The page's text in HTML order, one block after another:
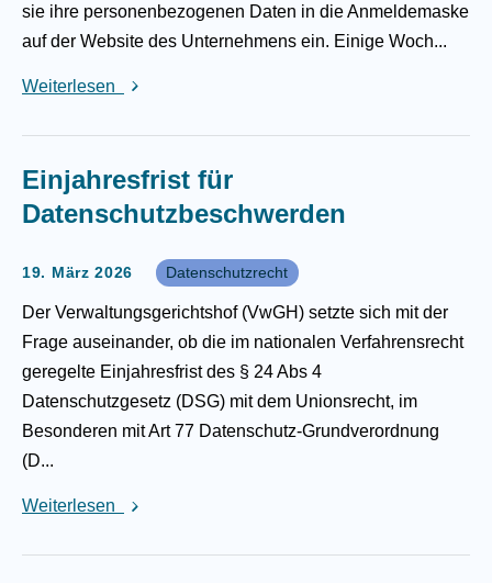
sie ihre personenbezogenen Daten in die Anmeldemaske
auf der Website des Unternehmens ein. Einige Woch...
Weiterlesen
Einjahresfrist für
Datenschutzbeschwerden
19. März 2026 Datenschutzrecht
Der Verwaltungsgerichtshof (VwGH) setzte sich mit der
Frage auseinander, ob die im nationalen Verfahrensrecht
geregelte Einjahresfrist des § 24 Abs 4
Datenschutzgesetz (DSG) mit dem Unionsrecht, im
Besonderen mit Art 77 Datenschutz-Grundverordnung
(D...
Weiterlesen